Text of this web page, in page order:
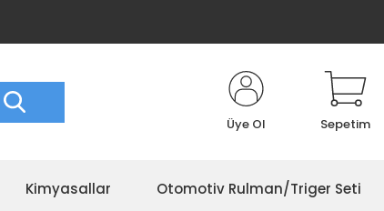
Üye Ol Sepetim
Kimyasallar Otomotiv Rulman/Triger Seti